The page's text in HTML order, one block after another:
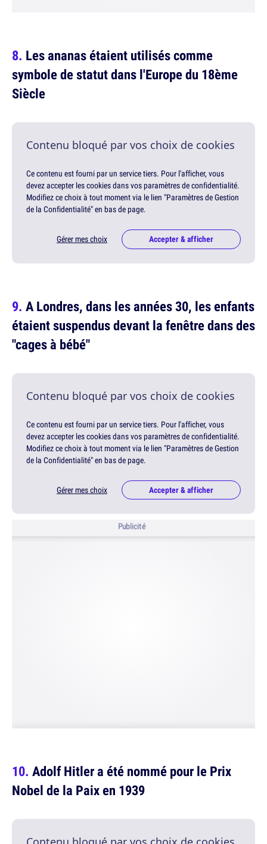
Les ananas étaient utilisés comme
symbole de statut dans l'Europe du 18ème
Siècle
Contenu bloqué par vos choix de cookies
Ce contenu est fourni par un service tiers. Pour l'afficher, vous
devez accepter les cookies dans vos paramètres de confidentialité.
Modifiez ce choix à tout moment via le lien "Paramètres de Gestion
de la Confidentialité" en bas de page.
Gérer mes choix Accepter & afficher
A Londres, dans les années 30, les enfants
étaient suspendus devant la fenêtre dans des
"cages à bébé"
Contenu bloqué par vos choix de cookies
Ce contenu est fourni par un service tiers. Pour l'afficher, vous
devez accepter les cookies dans vos paramètres de confidentialité.
Modifiez ce choix à tout moment via le lien "Paramètres de Gestion
de la Confidentialité" en bas de page.
Gérer mes choix Accepter & afficher
Publicité
Adolf Hitler a été nommé pour le Prix
Nobel de la Paix en 1939